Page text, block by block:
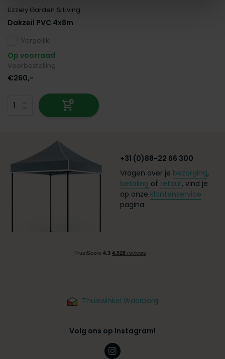
Lizzely Garden & Living
Dakzeil PVC 4x8m
Vergelijk
Op voorraad
Voorbestelling
€260,-
+31 (0)88-22 66 300
Vragen over je bezorging,
betaling of retour, vind je
op onze klantenservice
pagina
Thuiswinkel Waarborg
Volg ons op Instagram!